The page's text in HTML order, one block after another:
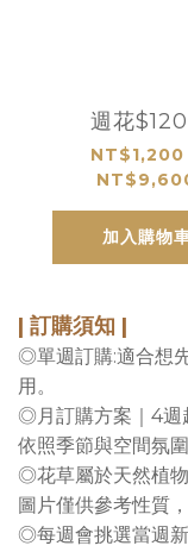
週花
NT$1,200
加入購物
| 訂購須知 |
◎單週訂購:適合想
用。
◎月訂購方案｜4週
依照季節與空間氛
◎花草屬於天然植
圖片僅供參考性質
◎每週會挑選當週